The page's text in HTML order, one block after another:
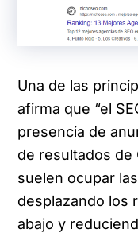
Una de las
afirma que “el
presencia de
de resultados de
suelen ocupar
desplazando los
abajo y